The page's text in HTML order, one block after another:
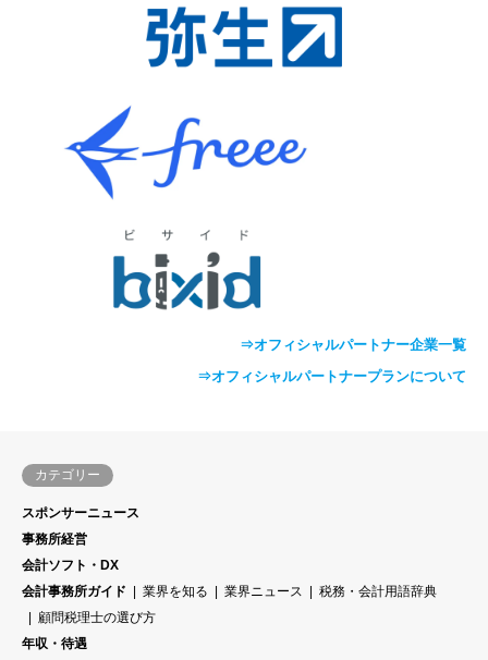
⇒オフィシャルパートナー企業一覧
⇒オフィシャルパートナープランについて
カテゴリー
スポンサーニュース
事務所経営
会計ソフト・DX
会計事務所ガイド
業界を知る 業界ニュース
税務・会計用語辞典
顧問税理士の選び方
年収・待遇